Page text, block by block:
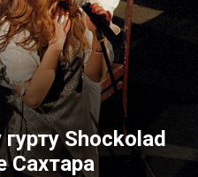
Shockolad
Сахтара